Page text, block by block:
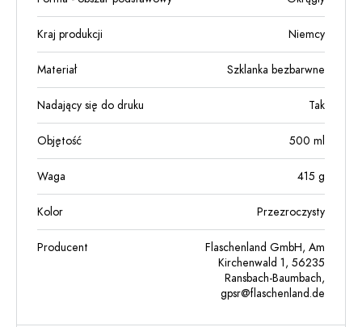
Kraj produkcji Niemcy
Materiał Szklanka bezbarwne
Nadający się do druku Tak
Objętość 500 ml
Waga 415 g
Kolor Przezroczysty
Producent
Flaschenland GmbH, Am
Kirchenwald 1, 56235
Ransbach-Baumbach,
gpsr@flaschenland.de